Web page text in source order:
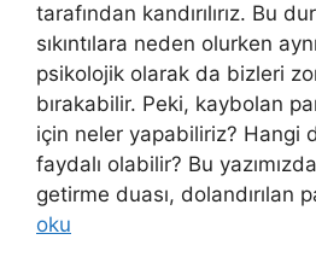
tarafından kandırılırız. Bu
sıkıntılara neden olurken
psikolojik olarak da bizleri
bırakabilir. Peki, kaybolan
için neler yapabiliriz? Hangi
faydalı olabilir? Bu
getirme duası, dolandırılan
oku